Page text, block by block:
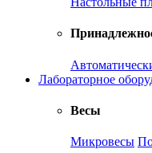
Лабораторное
Весы
Микровесы